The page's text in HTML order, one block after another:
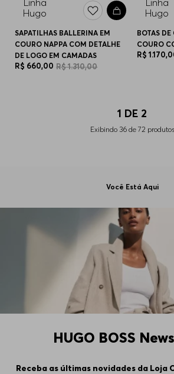
SAPATILHAS BALLERINA EM
COURO NAPPA COM DETALHE
DE LOGO EM CAMADAS
R$ 660,00 R$1.310,00
BOTAS
COURO
R$ 1.170,
1 DE 2
Exibindo 36de 72 produtos
Você Está Aqui
HUGO BOSS
Receba as últimas novidades da Loja